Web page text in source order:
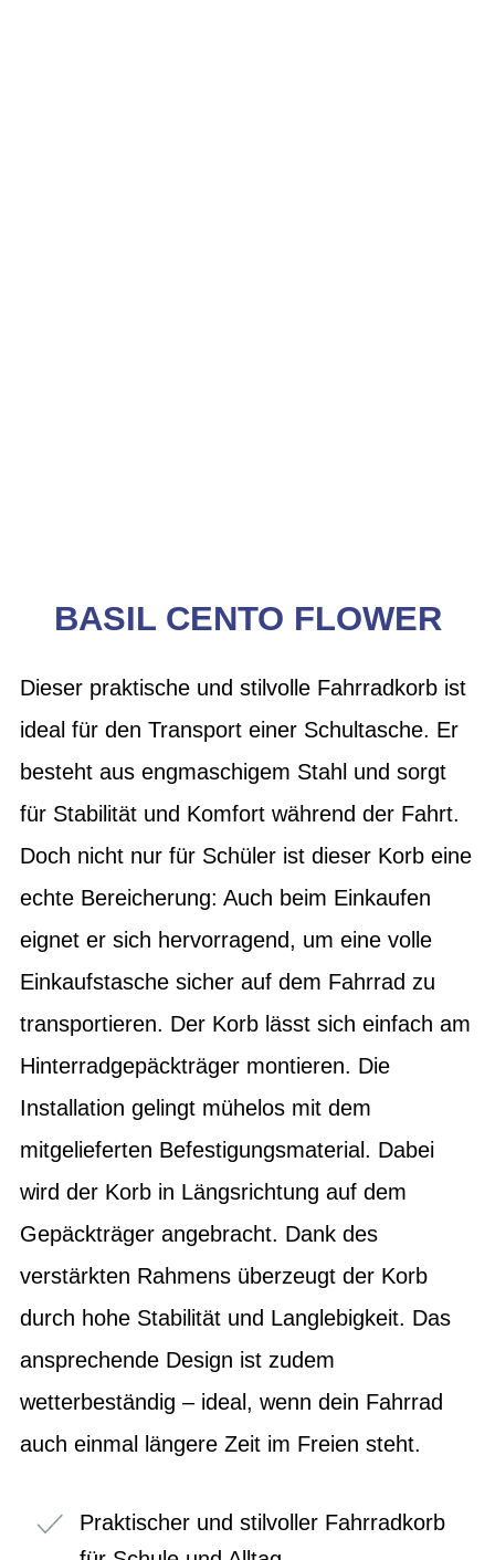
BASIL CENTO FLOWER
Dieser praktische und stilvolle Fahrradkorb ist
ideal für den Transport einer Schultasche. Er
besteht aus engmaschigem Stahl und sorgt
für Stabilität und Komfort während der Fahrt.
Doch nicht nur für Schüler ist dieser Korb eine
echte Bereicherung: Auch beim Einkaufen
eignet er sich hervorragend, um eine volle
Einkaufstasche sicher auf dem Fahrrad zu
transportieren. Der Korb lässt sich einfach am
Hinterradgepäckträger montieren. Die
Installation gelingt mühelos mit dem
mitgelieferten Befestigungsmaterial. Dabei
wird der Korb in Längsrichtung auf dem
Gepäckträger angebracht. Dank des
verstärkten Rahmens überzeugt der Korb
durch hohe Stabilität und Langlebigkeit. Das
ansprechende Design ist zudem
wetterbeständig – ideal, wenn dein Fahrrad
auch einmal längere Zeit im Freien steht.
Praktischer und stilvoller Fahrradkorb